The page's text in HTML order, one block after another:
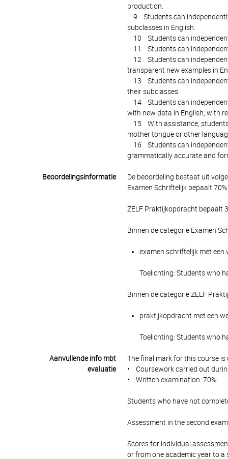
production.
9 Students can
subclasses in English.
10 Students can
11 Students can
12 Students can
transparent new examples in
13 Students can
their subclasses.
14 Students can
with new data in English, with
15 With assistance, students
mother tongue or other
16 Students can
grammatically accurate and
Beoordelingsinformatie
De beoordeling bestaat uit
Examen Schriftelijk bepaalt
ZELF Praktijkopdracht bepaalt
Binnen de categorie Examen
examen schriftelijk met een
Toelichting: Students who
Binnen de categorie ZELF
praktijkopdracht met een
Toelichting: Students who
Aanvullende info mbt
evaluatie
The final mark for this course
• Coursework carried out
• Written examination: 70%
Students who have not
Assessment in the second
Scores for individual
or from one academic year to a